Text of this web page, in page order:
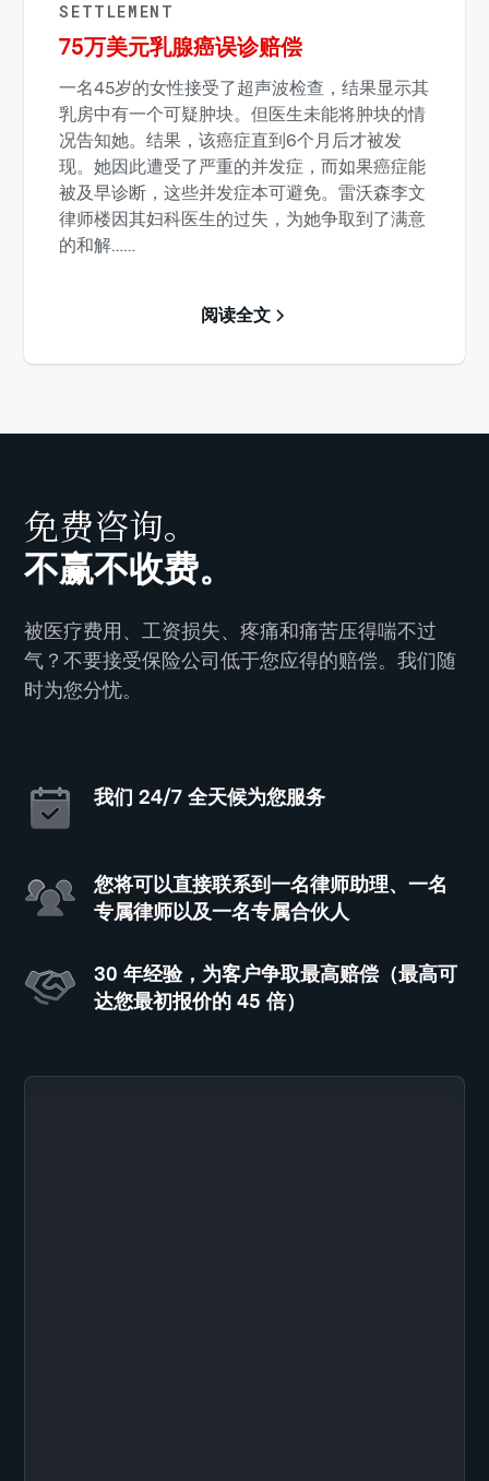
SETTLEMENT
75万美元乳腺癌误诊赔偿
一名45岁的女性接受了超声波检查，结果显示其
乳房中有一个可疑肿块。但医生未能将肿块的情
况告知她。结果，该癌症直到6个月后才被发
现。她因此遭受了严重的并发症，而如果癌症能
被及早诊断，这些并发症本可避免。雷沃森李文
律师楼因其妇科医生的过失，为她争取到了满意
的和解……
阅读全文
免费咨询。
不赢不收费。
被医疗费用、工资损失、疼痛和痛苦压得喘不过
气？不要接受保险公司低于您应得的赔偿。我们随
时为您分忧。
我们 24/7 全天候为您服务
您将可以直接联系到一名律师助理、一名
专属律师以及一名专属合伙人
30 年经验，为客户争取最高赔偿（最高可
达您最初报价的 45 倍）